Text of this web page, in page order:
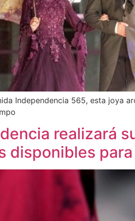
Independencia 565, esta joya
realizará
disponibles